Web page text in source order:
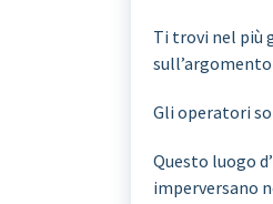
Ti trovi nel più
Gli operatori
Questo luogo
imperversano